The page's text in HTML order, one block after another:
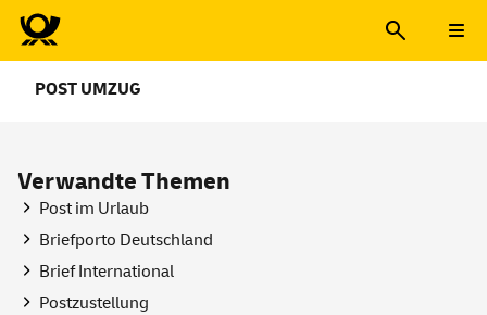
POST UMZUG
Verwandte Themen
Post im Urlaub
Briefporto Deutschland
Brief International
Postzustellung